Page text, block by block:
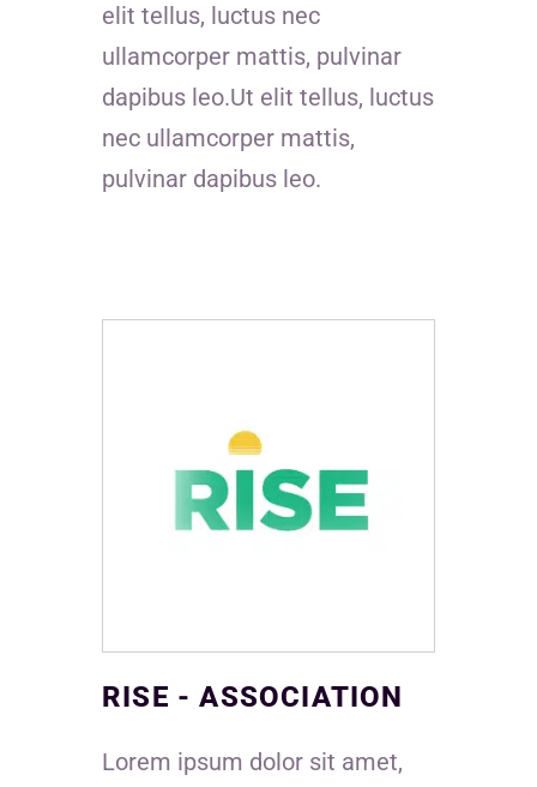
elit tellus, luctus nec
ullamcorper mattis, pulvinar
dapibus leo.Ut elit tellus, luctus
nec ullamcorper mattis,
pulvinar dapibus leo.
RISE - ASSOCIATION
Lorem ipsum dolor sit amet,